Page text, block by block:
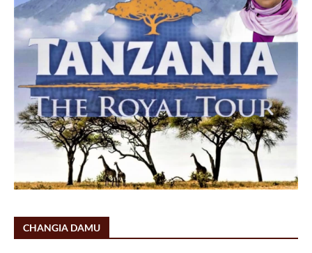
CHANGIA DAMU